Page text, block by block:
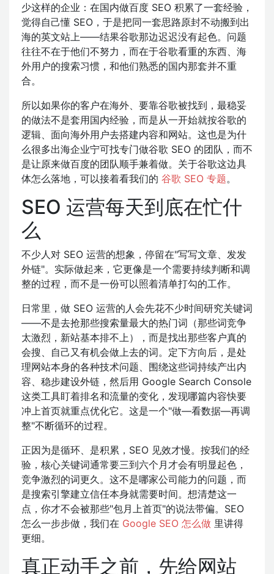
少这样的企业：在国内做百度 SEO 积累了一套经验，
觉得自己懂 SEO，于是把同一套思路原封不动搬到出
海的英文站上——结果谷歌那边迟迟没有起色。问题
往往不在于他们不努力，而在于谷歌看重的东西、海
外用户的搜索习惯，和他们熟悉的国内那套并不重
合。
所以如果你的客户在海外、要靠谷歌被找到，最稳妥
的做法不是套用国内经验，而是从一开始就按谷歌的
逻辑、面向海外用户去搭建内容和网站。这也是为什
么很多出海企业宁可找专门做谷歌 SEO 的团队，而不
是让原来做百度的团队顺手兼着做。关于谷歌这边具
体怎么落地，可以接着看我们的 谷歌 SEO 专题。
SEO 运营每天到底在忙什
么
不少人对 SEO 运营的想象，停留在"写写文章、发发
外链"。实际做起来，它更像是一个需要持续判断和调
整的过程，而不是一份可以照着清单打勾的工作。
日常里，做 SEO 运营的人会先花不少时间研究关键词
——不是去抢那些搜索量最大的热门词（那些词竞争
太激烈，新站基本排不上），而是找出那些客户真的
会搜、自己又有机会做上去的词。定下方向后，是处
理网站本身的各种技术问题、围绕这些词持续产出内
容、稳步建设外链，然后用 Google Search Console
这类工具盯着排名和流量的变化，发现哪篇内容快要
冲上首页就重点优化它。这是一个"做—看数据—再调
整"不断循环的过程。
正因为是循环、是积累，SEO 见效才慢。按我们的经
验，核心关键词通常要三到六个月才会有明显起色，
竞争激烈的词更久。这不是哪家公司能力的问题，而
是搜索引擎建立信任本身就需要时间。想清楚这一
点，你才不会被那些"包月上首页"的说法带偏。SEO
怎么一步步做，我们在 Google SEO 怎么做 里讲得
更细。
真正动手之前，先给网站